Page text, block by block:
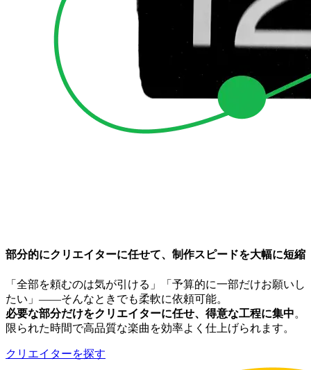
部分的にクリエイターに任せて、制作スピードを大幅に短縮
「全部を頼むのは気が引ける」「予算的に一部だけお願いし
たい」――そんなときでも柔軟に依頼可能。
必要な部分だけをクリエイターに任せ、得意な工程に集中。
限られた時間で高品質な楽曲を効率よく仕上げられます。
クリエイターを探す